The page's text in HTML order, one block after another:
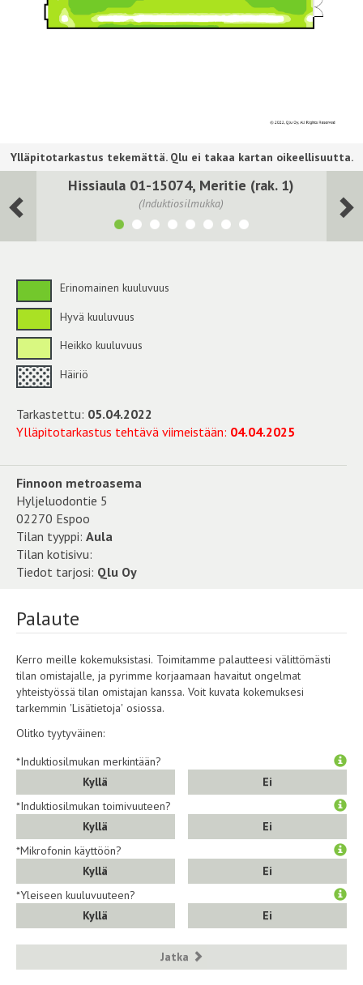
Hissiaula 01-15074, Meritie (rak. 1)
(Induktiosilmukka)
Erinomainen kuuluvuus
Hyvä kuuluvuus
Heikko kuuluvuus
Häiriö
Tarkastettu: 05.04.2022
Ylläpitotarkastus tehtävä viimeistään: 04.04.2025
Finnoon metroasema
Hyljeluodontie 5
02270 Espoo
Tilan tyyppi: Aula
Tilan kotisivu:
Tiedot tarjosi: Qlu Oy
Palaute
Kerro meille kokemuksistasi. Toimitamme palautteesi välittömästi
tilan omistajalle, ja pyrimme korjaamaan havaitut ongelmat
yhteistyössä tilan omistajan kanssa. Voit kuvata kokemuksesi
tarkemmin 'Lisätietoja' osiossa.
Olitko tyytyväinen:
*Induktiosilmukan merkintään?
Kyllä
Ei
*Induktiosilmukan toimivuuteen?
Kyllä
Ei
*Mikrofonin käyttöön?
Kyllä
Ei
*Yleiseen kuuluvuuteen?
Kyllä
Ei
Jatka